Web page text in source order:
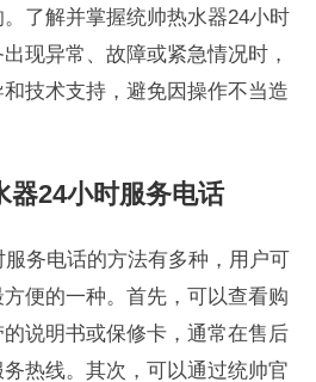
了解并掌握统帅热水器24小时
现异常、故障或紧急情况时，
技术支持，避免因操作不当造
器24小时服务电话
务电话的方法有多种，用户可
便的一种。首先，可以查看购
说明书或保修卡，通常在售后
热线。其次，可以通过统帅官